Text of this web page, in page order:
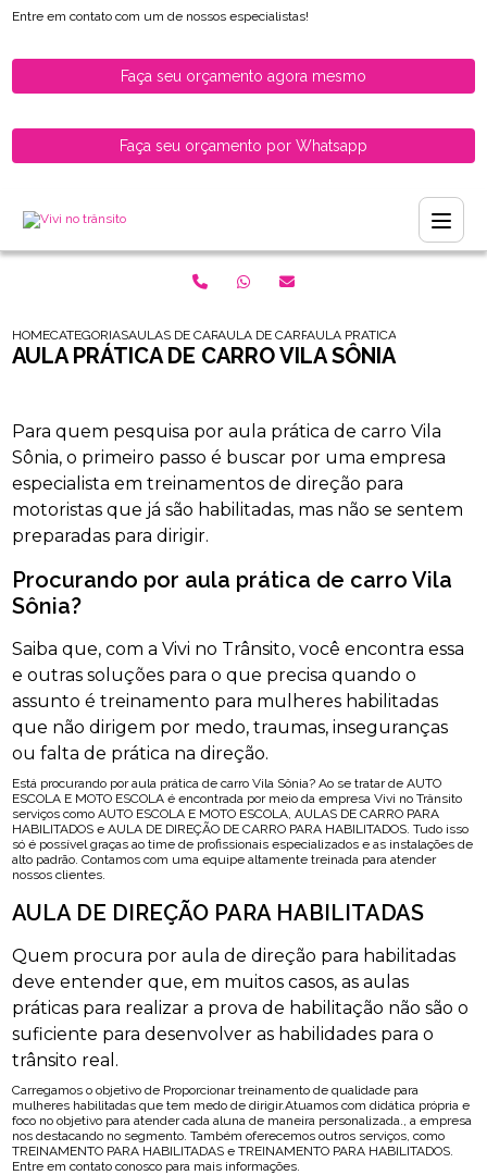
Entre em contato com um de nossos especialistas!
Faça seu orçamento agora mesmo
Faça seu orçamento por Whatsapp
HOMECATEGORIASAULAS DE CARRO PARA HABILITADOS
AULA DE CARRO PARA HABILITADOS
AULA PRATICA DE CARRO
AULA PRÁTICA DE CARRO VILA SÔNIA
Para quem pesquisa por aula prática de carro Vila
Sônia, o primeiro passo é buscar por uma empresa
especialista em treinamentos de direção para
motoristas que já são habilitadas, mas não se sentem
preparadas para dirigir.
Procurando por aula prática de carro Vila
Sônia?
Saiba que, com a Vivi no Trânsito, você encontra essa
e outras soluções para o que precisa quando o
assunto é treinamento para mulheres habilitadas
que não dirigem por medo, traumas, inseguranças
ou falta de prática na direção.
Está procurando por aula prática de carro Vila Sônia? Ao se tratar de AUTO
ESCOLA E MOTO ESCOLA é encontrada por meio da empresa Vivi no Trânsito
serviços como AUTO ESCOLA E MOTO ESCOLA, AULAS DE CARRO PARA
HABILITADOS e AULA DE DIREÇÃO DE CARRO PARA HABILITADOS. Tudo isso
só é possível graças ao time de profissionais especializados e as instalações de
alto padrão. Contamos com uma equipe altamente treinada para atender
nossos clientes.
AULA DE DIREÇÃO PARA HABILITADAS
Quem procura por aula de direção para habilitadas
deve entender que, em muitos casos, as aulas
práticas para realizar a prova de habilitação não são o
suficiente para desenvolver as habilidades para o
trânsito real.
Carregamos o objetivo de Proporcionar treinamento de qualidade para
mulheres habilitadas que tem medo de dirigir.Atuamos com didática própria e
foco no objetivo para atender cada aluna de maneira personalizada., a empresa
nos destacando no segmento. Também oferecemos outros serviços, como
TREINAMENTO PARA HABILITADAS e TREINAMENTO PARA HABILITADOS.
Entre em contato conosco para mais informações.